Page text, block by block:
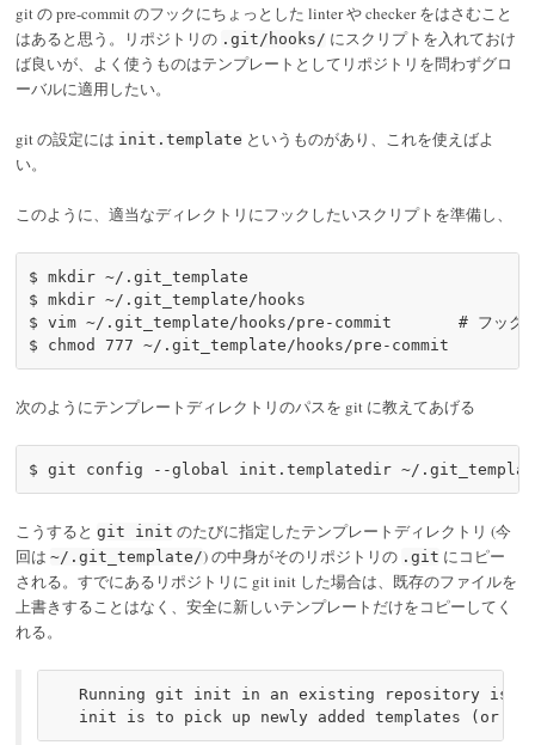
git の pre-commit のフックにちょっとした linter や checker をはさむこと
はあると思う。リポジトリの .git/hooks/ にスクリプトを入れておけ
ば良いが、よく使うものはテンプレートとしてリポジトリを問わずグロ
ーバルに適用したい。
git の設定には init.template というものがあり、これを使えばよ
い。
このように、適当なディレクトリにフックしたいスクリプトを準備し、
$ mkdir ~/.git_template
$ mkdir ~/.git_template/hooks
$ vim ~/.git_template/hooks/pre-commit       # フックを
次のようにテンプレートディレクトリのパスを git に教えてあげる
こうすると git init のたびに指定したテンプレートディレクトリ (今
回は ~/.git_template/) の中身がそのリポジトリの .git にコピー
される。すでにあるリポジトリに git init した場合は、既存のファイルを
上書きすることはなく、安全に新しいテンプレートだけをコピーしてく
れる。
Running git init in an existing repository is